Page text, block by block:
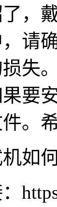
，
请
失
要
。
如